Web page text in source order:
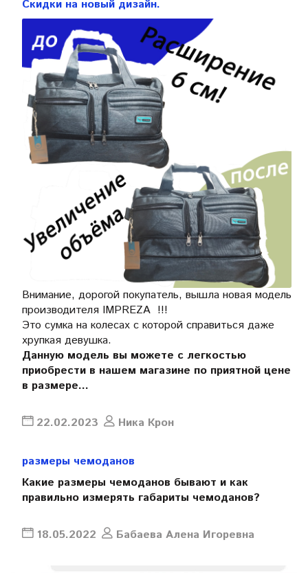
Скидки на новый дизайн.
Внимание, дорогой покупатель, вышла новая модель
производителя IMPREZA !!!
Это сумка на колесах с которой справиться даже
хрупкая девушка.
Данную модель вы можете с легкостью
приобрести в нашем магазине по приятной цене
в размере...
22.02.2023 Ника Крон
размеры чемоданов
Какие размеры чемоданов бывают и как
правильно измерять габариты чемоданов?
18.05.2022 Бабаева Алена Игоревна